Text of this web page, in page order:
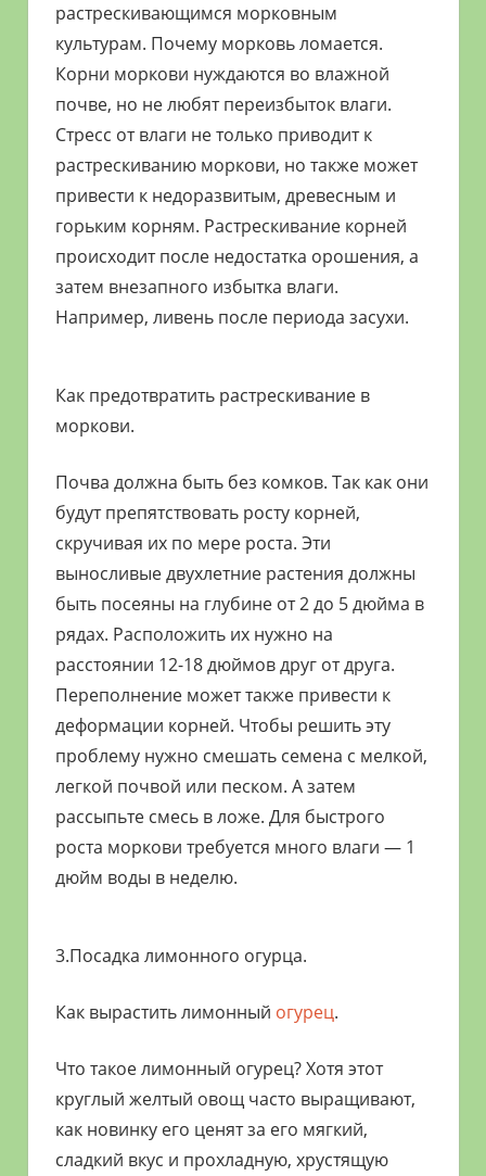
растрескивающимся морковным
культурам. Почему морковь ломается.
Корни моркови нуждаются во влажной
почве, но не любят переизбыток влаги.
Стресс от влаги не только приводит к
растрескиванию моркови, но также может
привести к недоразвитым, древесным и
горьким корням. Растрескивание корней
происходит после недостатка орошения, а
затем внезапного избытка влаги.
Например, ливень после периода засухи.
Как предотвратить растрескивание в
моркови.
Почва должна быть без комков. Так как они
будут препятствовать росту корней,
скручивая их по мере роста. Эти
выносливые двухлетние растения должны
быть посеяны на глубине от 2 до 5 дюйма в
рядах. Расположить их нужно на
расстоянии 12-18 дюймов друг от друга.
Переполнение может также привести к
деформации корней. Чтобы решить эту
проблему нужно смешать семена с мелкой,
легкой почвой или песком. А затем
рассыпьте смесь в ложе. Для быстрого
роста моркови требуется много влаги — 1
дюйм воды в неделю.
3.Посадка лимонного огурца.
Как вырастить лимонный огурец.
Что такое лимонный огурец? Хотя этот
круглый желтый овощ часто выращивают,
как новинку его ценят за его мягкий,
сладкий вкус и прохладную, хрустящую